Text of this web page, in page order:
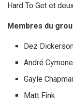
Hard To Get et
Membres du
Dez
André Cymone
Gayle
Matt Fink